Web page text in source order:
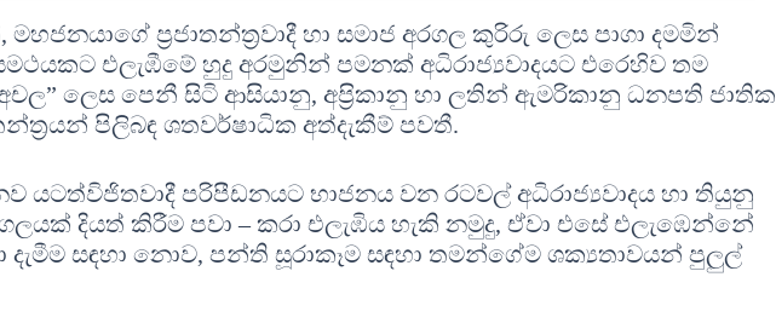
ප‍්‍රජාතන්ත‍්‍රවාදී හා සමාජ අරගල කුරිරු ලෙස පාගා දමමින්
එලැඹීමේ හුදු අරමුනින් පමනක් අධිරාජ්‍යවාදයට එරෙහිව තම
ලෙස පෙනී සිටි ආසියානු, අප‍්‍රිකානු හා ලතින් ඇමරිකානු ධනපති ජාතික
පිලිබඳ ශතවර්ෂාධික අත්දැකීම් පවතී.
යටත්විජිතවාදී පරිපීඩනයට භාජනය වන රටවල් අධිරාජ්‍යවාදය හා තියුනු
දියත් කිරීම පවා – කරා එලැඹිය හැකි නමුදු, ඒවා එසේ එලැඹෙන්නේ
දැමීම සඳහා නොව, පන්ති සූරාකෑම සඳහා තමන්ගේම ශක්‍යතාවයන් පුලුල්